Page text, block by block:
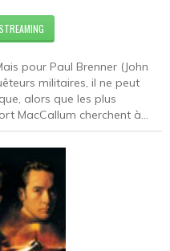
pour Paul Brenner (John
militaires, il ne peut
alors que les plus
MacCallum cherchent à...